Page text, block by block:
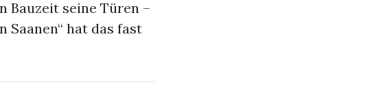
Bauzeit seine Türen –
Saanen“ hat das fast